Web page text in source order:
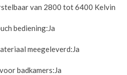
van 2800 tot 6400 Kelvin
bediening:Ja
meegeleverd:Ja
badkamers:Ja